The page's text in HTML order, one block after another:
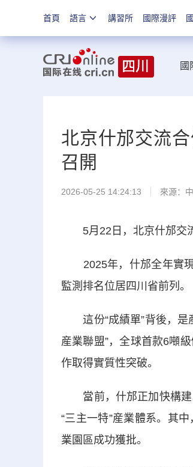
首頁 語言 講習所 國際漫評
國
北京什邡交流
召開
2026-05-25 14:24:13 來源：
5月22日，北京什邡交流
2025年，什邡全年實現
監測排名位居四川省前列。
這份“成績單”背後，是
産業聯盟”，全球首款6噸
作取得實質性突破。
當前，什邡正加快構建
“三主一特”産業體系。其
業園區成功獲批。